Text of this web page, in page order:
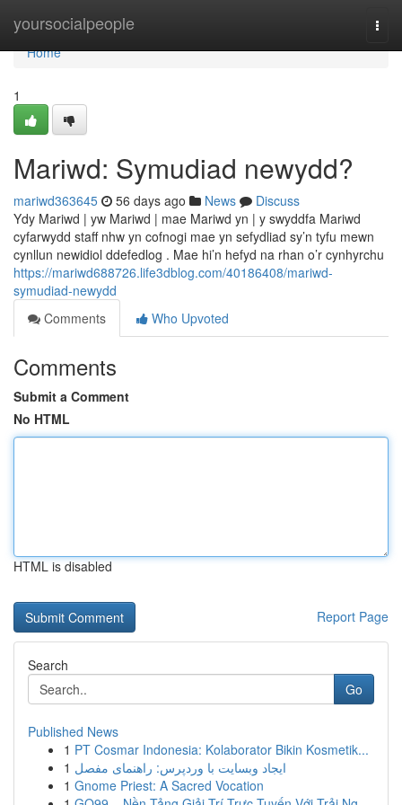
yoursocialpeople
Home
Home
1
Mariwd: Symudiad newydd?
mariwd363645 56 days ago News
Discuss
Ydy Mariwd | yw Mariwd | mae Mariwd yn | y swyddfa Mariwd
cyfarwydd staff nhw yn cofnogi mae yn sefydliad sy’n tyfu mewn
cynllun newidiol ddefedlog . Mae hi’n hefyd na rhan o’r cynhyrchu
https://mariwd688726.life3dblog.com/40186408/mariwd-
symudiad-newydd
Comments
Who Upvoted
Comments
Submit a Comment
No HTML
HTML is disabled
Report Page
Search
Go
Published News
1 PT Cosmar Indonesia: Kolaborator Bikin Kosmetik...
1 ایجاد وبسایت با وردپرس: راهنمای مفصل
1 Gnome Priest: A Sacred Vocation